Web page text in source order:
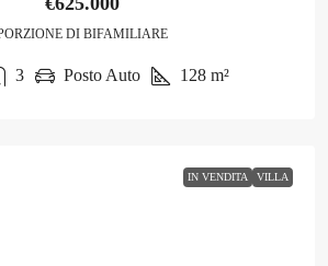
DI BIFAMILIARE
3 Posto Auto 128 m²
IN VENDITA VILLA